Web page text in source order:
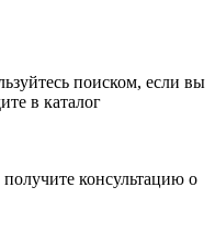
поиском, если вы
в каталог
консультацию о